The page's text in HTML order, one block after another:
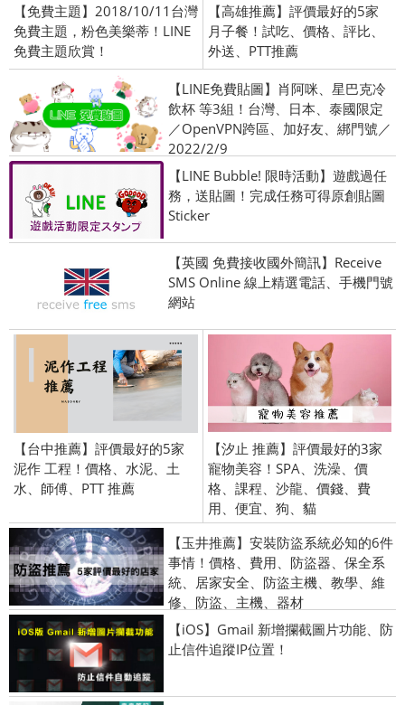
【免費主題】2018/10/11台灣
免費主題，粉色美樂蒂！LINE
免費主題欣賞！
【高雄推薦】評價最好的5家
月子餐！試吃、價格、評比、
外送、PTT推薦
【LINE免費貼圖】肖阿咪、星巴克冷
飲杯 等3組！台灣、日本、泰國限定
／OpenVPN跨區、加好友、綁門號／
2022/2/9
【LINE Bubble! 限時活動】遊戲過任
務，送貼圖！完成任務可得原創貼圖
Sticker
【英國 免費接收國外簡訊】Receive
SMS Online 線上精選電話、手機門號
網站
【台中推薦】評價最好的5家
泥作 工程！價格、水泥、土
水、師傅、PTT 推薦
【汐止 推薦】評價最好的3家
寵物美容！SPA、洗澡、價
格、課程、沙龍、價錢、費
用、便宜、狗、貓
【玉井推薦】安裝防盜系統必知的6件
事情！價格、費用、防盜器、保全系
統、居家安全、防盜主機、教學、維
修、防盜、主機、器材
【iOS】Gmail 新增攔截圖片功能、防
止信件追蹤IP位置！